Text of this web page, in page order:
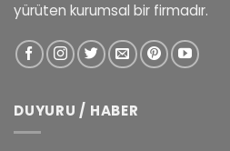
yürüten kurumsal bir firmadır.
DUYURU / HABER